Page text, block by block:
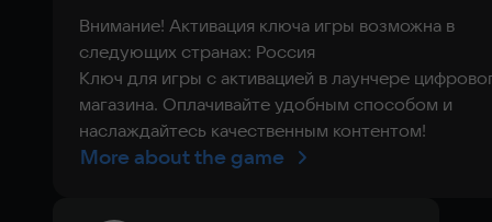
Внимание! Активация ключа игры возможна в
следующих странах: Россия
Ключ для игры с активацией в лаунчере
магазина. Оплачивайте удобным способом и
наслаждайтесь качественным контентом!
More about the game